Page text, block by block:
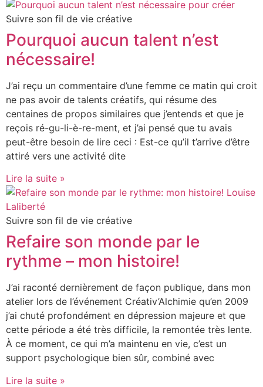
Suivre son fil de vie créative
Pourquoi aucun talent n’est
nécessaire!
J’ai reçu un commentaire d’une femme ce matin qui croit
ne pas avoir de talents créatifs, qui résume des
centaines de propos similaires que j’entends et que je
reçois ré-gu-li-è-re-ment, et j’ai pensé que tu avais
peut-être besoin de lire ceci : Est-ce qu’il t’arrive d’être
attiré vers une activité dite
Lire la suite »
Suivre son fil de vie créative
Refaire son monde par le
rythme – mon histoire!
J’ai raconté dernièrement de façon publique, dans mon
atelier lors de l’événement Créativ’Alchimie qu’en 2009
j’ai chuté profondément en dépression majeure et que
cette période a été très difficile, la remontée très lente.
À ce moment, ce qui m’a maintenu en vie, c’est un
support psychologique bien sûr, combiné avec
Lire la suite »